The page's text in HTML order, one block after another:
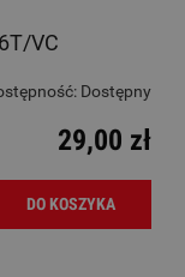
VC
Dostępny
29,00 zł
DO KOSZYKA